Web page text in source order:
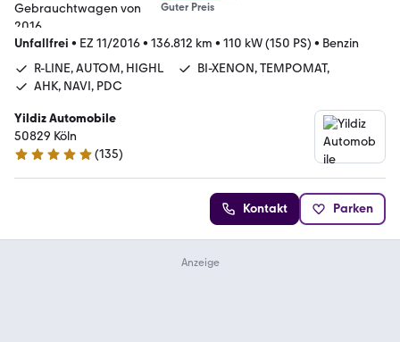
Guter Preis
Unfallfrei • EZ 11/2016• 136.812 km • 110 kW (150 PS) • Benzin
R-LINE, AUTOM, HIGHL
BI-XENON, TEMPOMAT,
AHK, NAVI, PDC
Yildiz Automobile
50829 Köln
5 Sterne
(135)
Kontakt Parken